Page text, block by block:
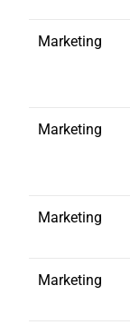
Marketing
Marketing
Marketing
Marketing